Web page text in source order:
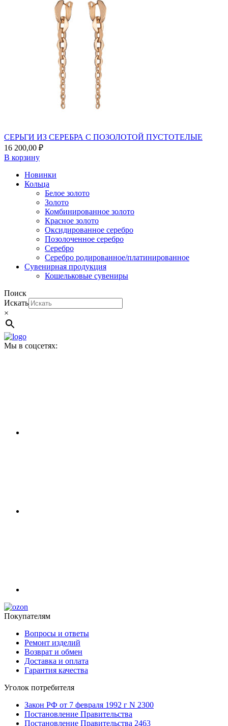
СЕРЬГИ ИЗ СЕРЕБРА С ПОЗОЛОТОЙ ПУСТОТЕЛЫЕ
16 200,00 ₽
В корзину
Новинки
Кольца
Белое золото
Золото
Комбинированное золото
Красное золото
Оксидированное серебро
Позолоченное серебро
Серебро
Серебро родированное/платинированное
Сувенирная продукция
Кошельковые сувениры
Поиск
Искать
×
Мы в соцсетях:
Покупателям
Вопросы и ответы
Ремонт изделий
Возврат и обмен
Доставка и оплата
Гарантия качества
Уголок потребителя
Закон РФ от 7 февраля 1992 г N 2300
Постановление Правительства
Постановление Правительства 2463